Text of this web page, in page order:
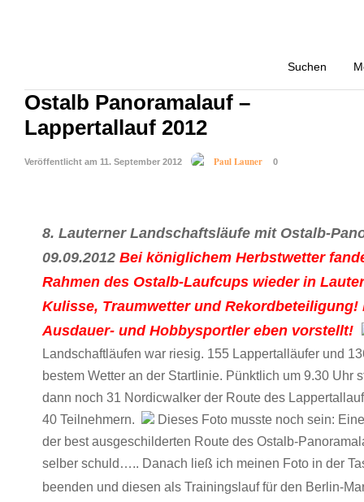
Suchen
8. Lauterner Landschaftsläufe –
Ostalb Panoramalauf –
Lappertallauf 2012
Veröffentlicht am 11. September 2012 Paul Launer 0
8. Lauterner Landschaftsläufe mit Ostalb-
09.09.2012 Bei königlichem Herbstwetter
Rahmen des Ostalb-Laufcups wieder in
Kulisse, Traumwetter und
Ausdauer- und Hobbysportler eben vorstellt!
Landschaftläufen war riesig. 155 Lappertalläufer und
bestem Wetter an der Startlinie. Pünktlich um 9.30 Uhr
dann noch 31 Nordicwalker der Route des
40 Teilnehmern.
Dieses Foto musste noch sein:
der best ausgeschilderten Route des Ostalb-
selber schuld….. Danach ließ ich meinen Foto in der
beenden und diesen als Trainingslauf für den Berlin-